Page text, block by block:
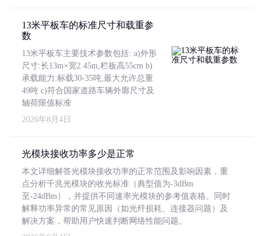
13米平板车的标准尺寸和载重参
数
13米平板车主要技术参数包括: a)外形
尺寸:长13m×宽2.45m,栏板高55cm b)
承载能力:标载30-35吨,最大允许总重
49吨 c)符合国家道路车辆外廓尺寸及
轴荷限值标准
2026年8月4日
光模块接收功率多少是正常
本文详细解答光模块接收功率的正常范围及影响因素，重
点分析千兆光模块的收光标准（典型值为-3dBm
至-24dBm），并提供不同速率光模块的参考值表格。同时
解释功率异常的常见原因（如光纤损耗、连接器问题）及
解决方案，帮助用户快速判断网络性能问题。